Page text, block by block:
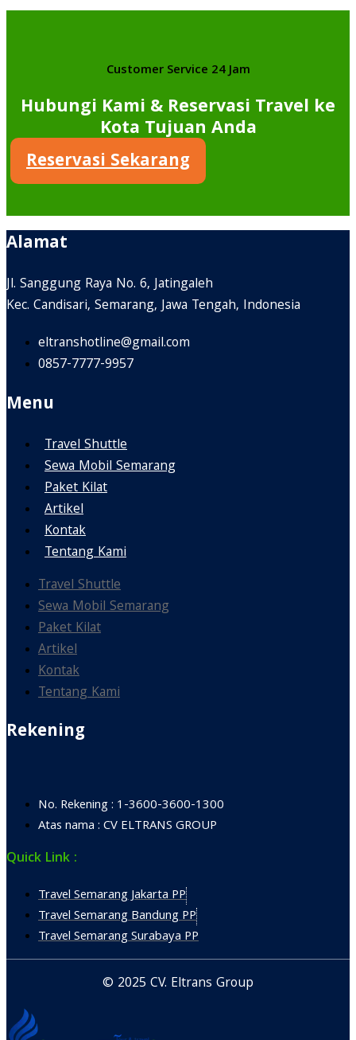
Customer Service 24 Jam
Hubungi Kami & Reservasi Travel ke
Kota Tujuan Anda
Reservasi Sekarang
Alamat
Jl. Sanggung Raya No. 6, Jatingaleh
Kec. Candisari, Semarang, Jawa Tengah, Indonesia
eltranshotline@gmail.com
0857-7777-9957
Menu
Travel Shuttle
Sewa Mobil Semarang
Paket Kilat
Artikel
Kontak
Tentang Kami
Travel Shuttle
Sewa Mobil Semarang
Paket Kilat
Artikel
Kontak
Tentang Kami
Rekening
No. Rekening : 1-3600-3600-1300
Atas nama : CV ELTRANS GROUP
Quick Link :
Travel Semarang Jakarta PP
Travel Semarang Bandung PP
Travel Semarang Surabaya PP
© 2025 CV. Eltrans Group